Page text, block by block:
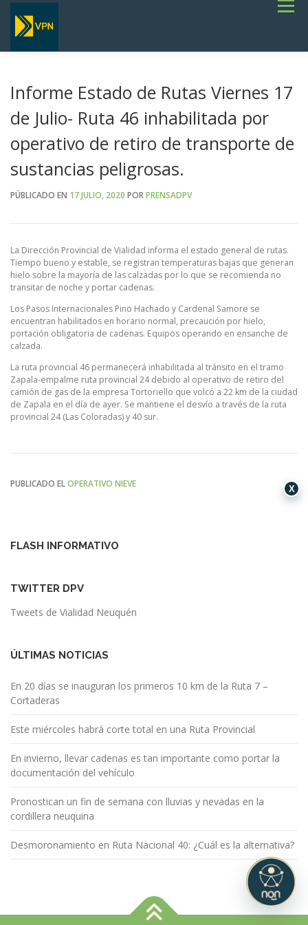
Saltar
contenido
Menú
SERVICIOS
GALERÍA
TERMINOS DE REFERENCIA GENERALES- OBRAS VIALES
Informe Estado de Rutas Viernes 17
de Julio- Ruta 46 inhabilitada por
operativo de retiro de transporte de
sustancias peligrosas.
PÚBLICADO EN 17 JULIO, 2020 PORPRENSADPV
La Dirección Provincial de Vialidad informa el estado general de rutas.
Tiempo bueno y estable, se registran temperaturas bajas que generan
hielo sobre la mayoría de las calzadas por lo que se recomienda no
transitar de noche y portar cadenas.
Los Pasos Internacionales Pino Hachado y Cardenal Samore se
encuentran habilitados en horario normal, precaución por hielo,
portación obligatoria de cadenas. Equipos operando en ensanche de
calzada.
La ruta provincial 46 permanecerá inhabilitada al tránsito en el tramo
Zapala-empalme ruta provincial 24 debido al operativo de retiro del
camión de gas de la empresa Tortoriello que volcó a 22 km de la ciudad
de Zapala en el día de ayer. Se mantiene el desvío a través de la ruta
provincial 24 (Las Coloradas) y 40 sur.
PUBLICADO ELOPERATIVO NIEVE
FLASH INFORMATIVO
TWITTER DPV
Tweets de Vialidad Neuquén
ÚLTIMAS NOTICIAS
En 20 días se inauguran los primeros 10 km de la Ruta 7 –
Cortaderas
Este miércoles habrá corte total en una Ruta Provincial
En invierno, llevar cadenas es tan importante como portar la
documentación del vehículo
Pronostican un fin de semana con lluvias y nevadas en la
cordillera neuquina
Desmoronamiento en Ruta Nacional 40: ¿Cuál es la alternativa?
X